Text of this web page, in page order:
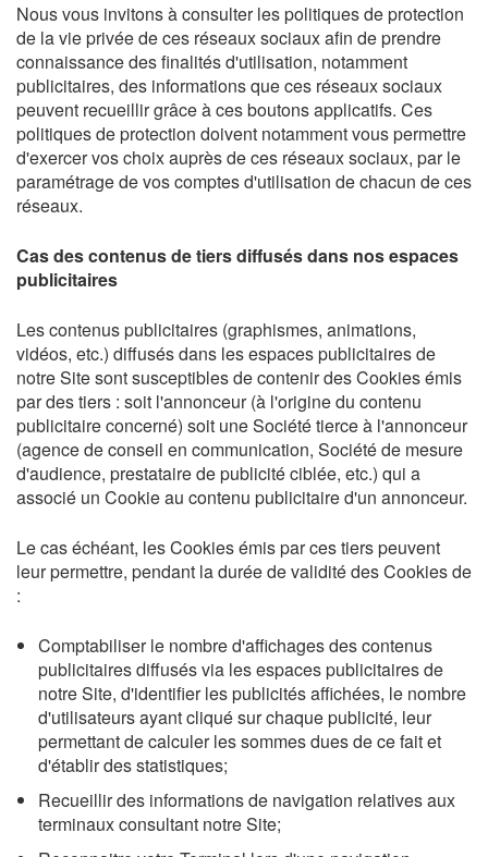
Nous vous invitons à consulter les politiques de protection
de la vie privée de ces réseaux sociaux afin de prendre
connaissance des finalités d'utilisation, notamment
publicitaires, des informations que ces réseaux sociaux
peuvent recueillir grâce à ces boutons applicatifs. Ces
politiques de protection doivent notamment vous permettre
d'exercer vos choix auprès de ces réseaux sociaux, par le
paramétrage de vos comptes d'utilisation de chacun de ces
réseaux.
Cas des contenus de tiers diffusés dans nos espaces
publicitaires
Les contenus publicitaires (graphismes, animations,
vidéos, etc.) diffusés dans les espaces publicitaires de
notre Site sont susceptibles de contenir des Cookies émis
par des tiers : soit l'annonceur (à l'origine du contenu
publicitaire concerné) soit une Société tierce à l'annonceur
(agence de conseil en communication, Société de mesure
d'audience, prestataire de publicité ciblée, etc.) qui a
associé un Cookie au contenu publicitaire d'un annonceur.
Le cas échéant, les Cookies émis par ces tiers peuvent
leur permettre, pendant la durée de validité des Cookies de
:
Comptabiliser le nombre d'affichages des contenus
publicitaires diffusés via les espaces publicitaires de
notre Site, d'identifier les publicités affichées, le nombre
d'utilisateurs ayant cliqué sur chaque publicité, leur
permettant de calculer les sommes dues de ce fait et
d'établir des statistiques;
Recueillir des informations de navigation relatives aux
terminaux consultant notre Site;